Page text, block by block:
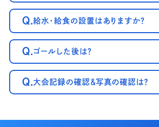
Q.給水・給食の設置はありますか？
Q.ゴールした後は？
Q.大会記録の確認＆写真の確認は？